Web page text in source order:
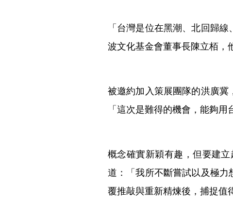
「台灣是位在黑潮、北回歸
波文化基金會董事長陳立栢，
被邀約加入策展團隊的洪廣冀
「這次是難得的機會，能夠
概念確實新穎有趣，但要建
道：「我所不斷嘗試以及極力
覆推敲與重新精煉後，捕捉值